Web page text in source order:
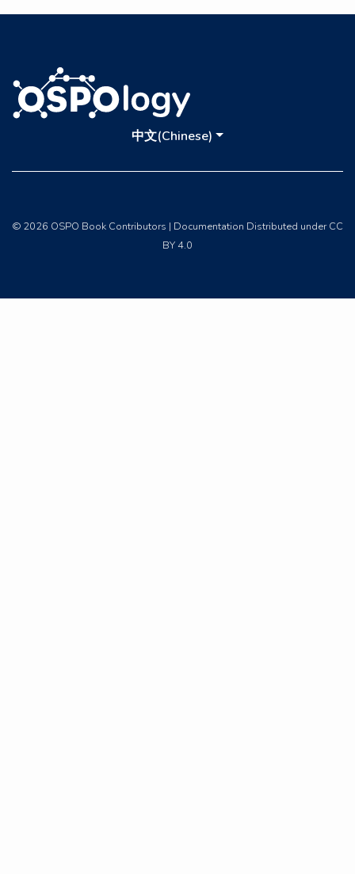
中文(Chinese)
© 2026 OSPO Book Contributors | Documentation Distributed under CC
BY 4.0